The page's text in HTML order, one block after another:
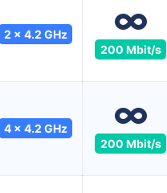
2 x 4.2 GHz
200 Mbit/s
4 x 4.2 GHz
200 Mbit/s